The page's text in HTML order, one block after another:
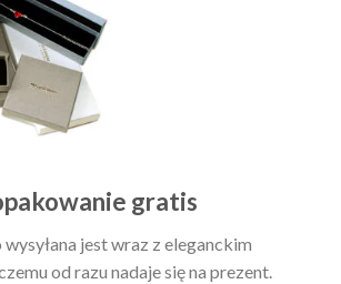
gratis
jest wraz z eleganckim
od razu nadaje się na prezent.